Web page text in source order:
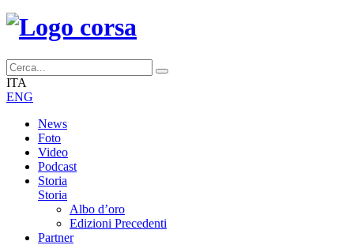
ITA
ENG
News
Foto
Video
Podcast
Storia
Storia
Albo d’oro
Edizioni Precedenti
Partner